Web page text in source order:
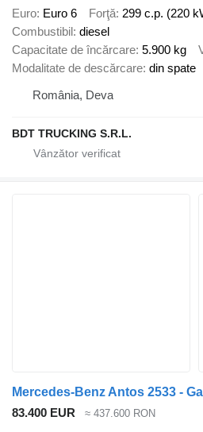
Euro Euro 6 Forţă 299 c.p. (220
Combustibil diesel
Capacitate de încărcare 5.900 kg
Modalitate de descărcare din spate
România, Deva
BDT TRUCKING S.R.L.
Mercedes-Benz Antos 2533 -
83.400 EUR
≈ 437.600 RON